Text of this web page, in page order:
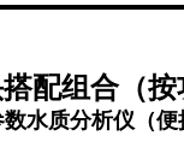
配组合（按
水质分析仪（